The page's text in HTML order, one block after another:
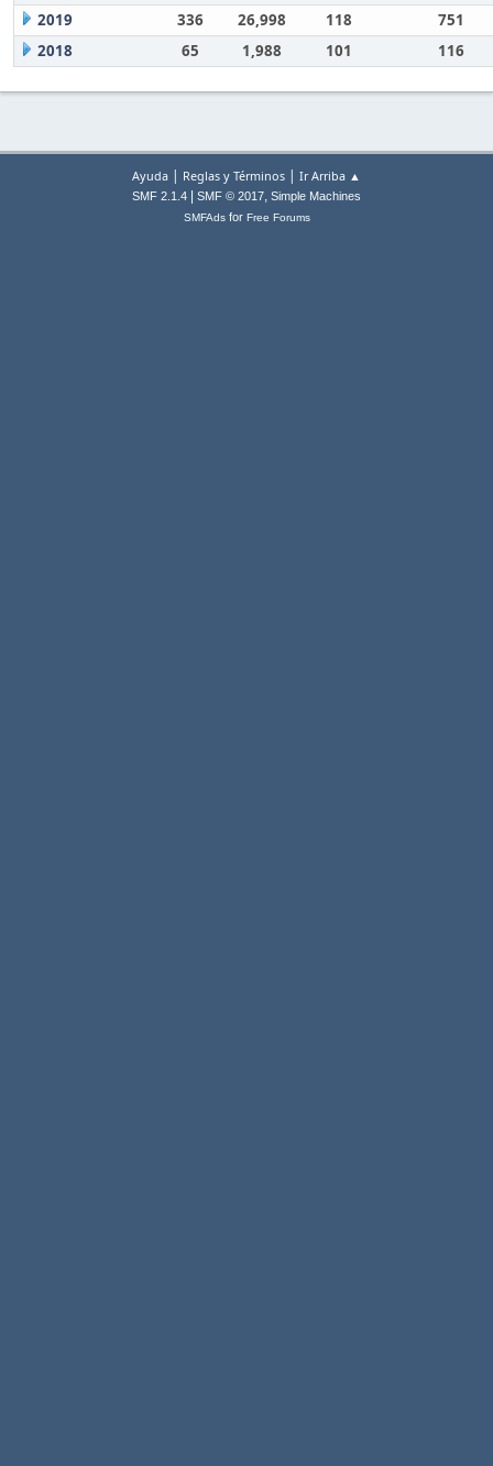
2019
336 26,998 118
751
2018
65 1,988 101 116
Ayuda | Reglas y Términos | Ir Arriba ▲
SMF 2.1.4 SMF © 2017, Simple Machines
SMFAdsfor Free Forums